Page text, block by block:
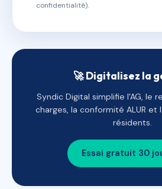
confidentialité).
🚀 Digitalisez la
Syndic Digital simplifie l'AG, le
charges, la conformité ALUR et
résidents.
Essai gratuit 30